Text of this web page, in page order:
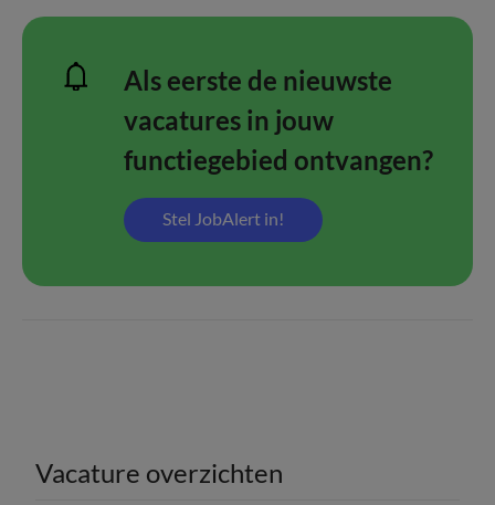
Als eerste de nieuwste
vacatures in jouw
functiegebied ontvangen?
Stel JobAlert in!
Vacature overzichten